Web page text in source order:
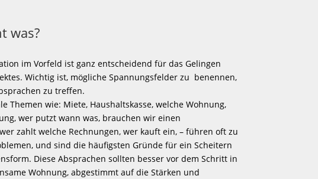
was?
im Vorfeld ist ganz entscheidend für das Gelingen
Wichtig ist, mögliche Spannungsfelder zu benennen,
zu treffen.
Themen wie: Miete, Haushaltskasse, welche Wohnung,
wer putzt wann was, brauchen wir einen
zahlt welche Rechnungen, wer kauft ein, – führen oft zu
und sind die häufigsten Gründe für ein Scheitern
Diese Absprachen sollten besser vor dem Schritt in
Wohnung, abgestimmt auf die Stärken und